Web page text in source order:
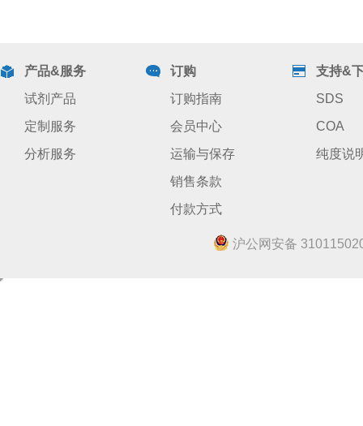
产品&服务
试剂产品
定制服务
分析服务
订购
订购指南
会员中心
运输与保存
销售条款
付款方式
支持&
SDS
COA
纯度说
沪公网安备